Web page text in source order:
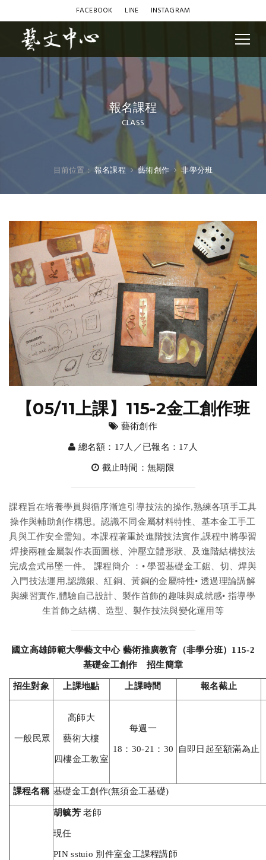
FACEBOOK LINE INSTAGRAM
報名課程
CLASS
目前位置： 報名課程 藝術創作 非學分班
【05/11上課】115-2金工創作班
藝術創作
總名額：17人／已報名：17人
截止時間：無期限
課程旨在培養學員與循序漸進引導技法的操作,熟練各項手工具
操作與輔助創作構思。認識不同金屬材料特性、基本金工手工
具與工作安全需知。本課程著重於進階技法實作,課程中將學習
焊接兩種金屬製作表面圖樣、沖壓立體形狀、及進階結構技法
完成盒式吊墜一件。 課程簡介 ：• 學習基礎金工鋸、切、焊與
入門技法運用,認識銀、紅銅、黃銅的金屬特性• 透過理論講解
與練習實作,體驗自己設計、製作首飾的趣味與成就感• 指導學
生首飾之結構、造型、製作技法與變化運用等
國立高雄師範大學藝文中心 藝術推廣教育（非學分班）115-2
基礎⾦⼯創作 招生簡章
招生對象 上課地點 上課時間 報名截止
一般民眾
高師大
藝術大樓
四樓金工教室
每週一
18：30-21：30 自即日起至額滿為止
課程名稱 基礎⾦⼯創作(無須金工基礎)
胡毓芳老師
現任
PIN sstuio 別件室金工課程講師